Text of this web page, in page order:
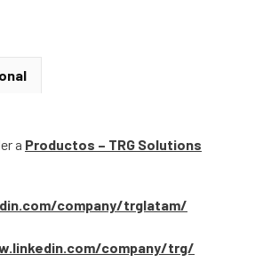
a Productos – TRG Solutions
company/trglatam/
company/trg/